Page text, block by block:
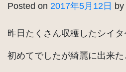
Posted on 2017年5月12日 by
昨日たくさん収穫したシイタ
初めてでしたが綺麗に出来た